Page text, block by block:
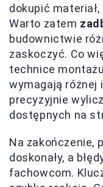
dokupić
Warto zatem
budownictwie
zaskoczyć. Co
technice
wymagają różnej
precyzyjnie
dostępnych na
Na zakończenie,
doskonały, a
fachowcom.